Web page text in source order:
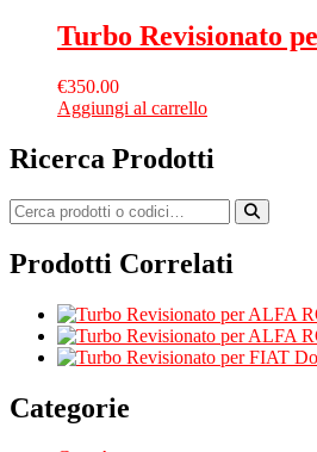
Turbo Revisionato
€350.00
Aggiungi al carrello
Ricerca Prodotti
Prodotti Correlati
Categorie